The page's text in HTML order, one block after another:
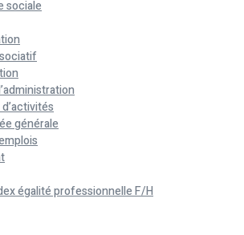
sociale
générale
égalité professionnelle F/H